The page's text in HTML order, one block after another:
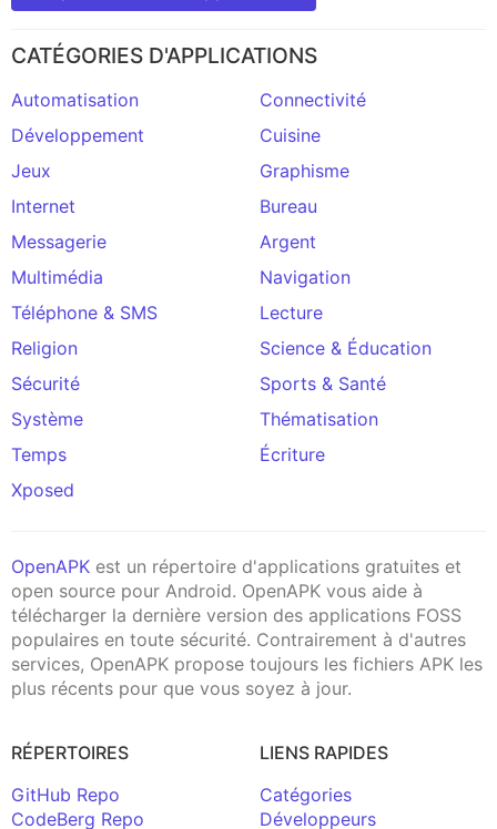
CATÉGORIES D'APPLICATIONS
Automatisation
Connectivité
Développement
Cuisine
Jeux
Graphisme
Internet
Bureau
Messagerie
Argent
Multimédia
Navigation
Téléphone & SMS
Lecture
Religion
Science & Éducation
Sécurité
Sports & Santé
Système
Thématisation
Temps
Écriture
Xposed
OpenAPK est un répertoire d'applications gratuites et
open source pour Android. OpenAPK vous aide à
télécharger la dernière version des applications FOSS
populaires en toute sécurité. Contrairement à d'autres
services, OpenAPK propose toujours les fichiers APK les
plus récents pour que vous soyez à jour.
RÉPERTOIRES
GitHub Repo
CodeBerg Repo
LIENS RAPIDES
Catégories
Développeurs